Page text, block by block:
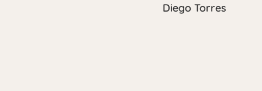
Diego Torres